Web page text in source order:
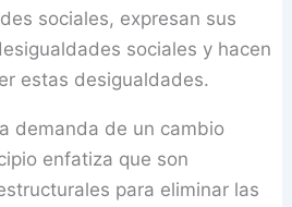
sociales, expresan sus
sociales y hacen
estas desigualdades.
demanda de un cambio
enfatiza que son
para eliminar las